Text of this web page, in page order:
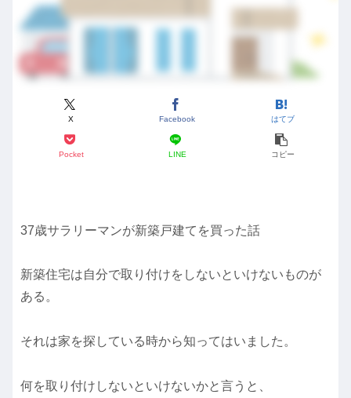
X Facebook はてブ
Pocket LINE コピー
37歳サラリーマンが新築戸建てを買った話
新築住宅は自分で取り付けをしないといけないものが
ある。
それは家を探している時から知ってはいました。
何を取り付けしないといけないかと言うと、